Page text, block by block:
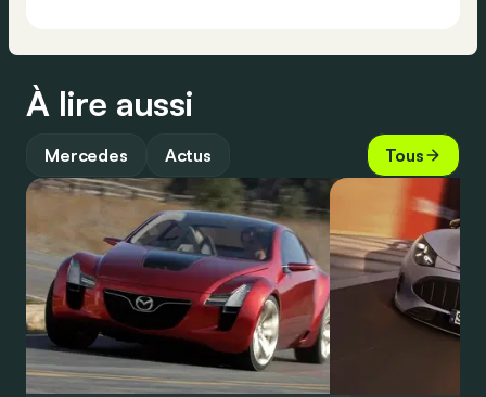
À lire aussi
Mercedes Actus Tous